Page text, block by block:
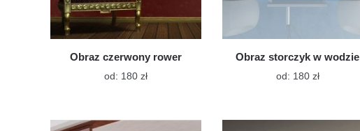
Obraz czerwony rower
od: 180 złTen
wiele
Obraz storczyk w wodzie
od: 180 złTen
wiele